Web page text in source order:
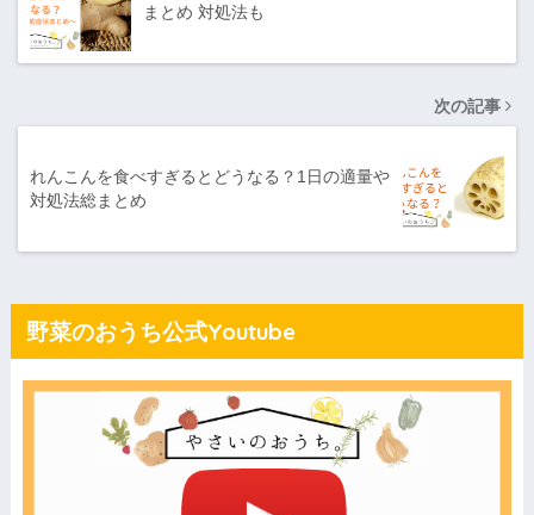
まとめ 対処法も
次の記事
れんこんを食べすぎるとどうなる？1日の適量や
対処法総まとめ
野菜のおうち公式Youtube